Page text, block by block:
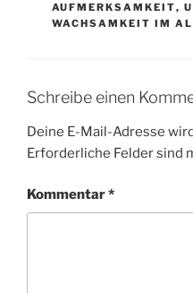
AUFMERKSAMKEIT,
WACHSAMKEIT IM
Schreibe einen
Deine E-Mail-Adresse
Erforderliche Felder sind
Kommentar*